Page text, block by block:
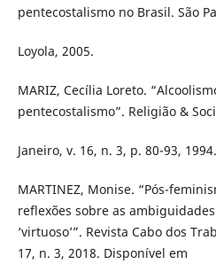
pentecostalismo no Brasil. São
Loyola, 2005.
MARIZ, Cecília Loreto.
pentecostalismo”. Religião &
Janeiro, v. 16, n. 3, p. 80-93, 1994.
MARTINEZ, Monise. “Pós-
reflexões sobre as
‘virtuoso’”. Revista Cabo dos
17, n. 3, 2018. Disponível em